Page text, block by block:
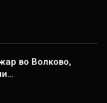
во Волково,